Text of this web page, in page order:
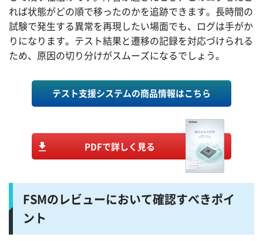
れば状態がどの順で移ったのかを追跡できます。長時間の
試験で発生する異常を再現したい場面でも、ログは手がか
りになります。テスト結果と遷移の記録を対応づけられる
ため、原因の切り分けがスムーズになるでしょう。
テスト支援システムの商品情報はこちら
PDFで詳しく見る
FSMのレビューにおいて確認すべきポイ
ント